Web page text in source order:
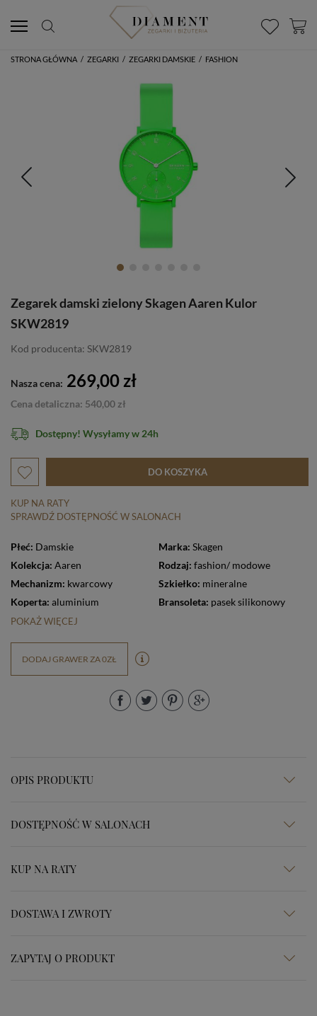
STRONA GŁÓWNA / ZEGARKI / ZEGARKI DAMSKIE / FASHION
Zegarek damski zielony Skagen Aaren Kulor
SKW2819
Kod producenta: SKW2819
Nasza cena: 269,00 zł
Cena detaliczna: 540,00 zł
Dostępny! Wysyłamy w 24h
DO KOSZYKA
KUP NA RATY
SPRAWDŹ DOSTĘPNOŚĆ W SALONACH
Płeć: Damskie Marka: Skagen
Kolekcja: Aaren Rodzaj: fashion/ modowe
Mechanizm: kwarcowy Szkiełko: mineralne
Koperta: aluminium Bransoleta: pasek silikonowy
POKAŻ WIĘCEJ
DODAJ GRAWER ZA 0ZŁ
OPIS PRODUKTU
DOSTĘPNOŚĆ W SALONACH
KUP NA RATY
DOSTAWA I ZWROTY
ZAPYTAJ O PRODUKT